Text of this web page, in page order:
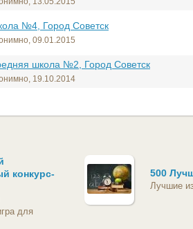
№4, Город Советск
09.01.2015
школа №2, Город Советск
19.10.2014
конкурс-
для
500
Лучшие